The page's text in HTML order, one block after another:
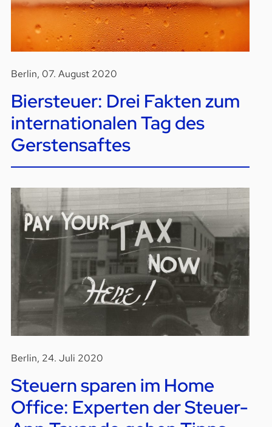
Berlin, 07. August 2020
Biersteuer: Drei Fakten zum
internationalen Tag des
Gerstensaftes
Berlin, 24. Juli 2020
Steuern sparen im Home
Office: Experten der Steuer-